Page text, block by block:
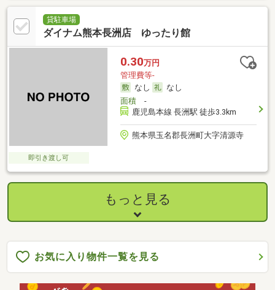
貸駐車場
ダイナム熊本長洲店 ゆったり館
0.30万円
管理費等-
なし
なし
面積-
鹿児島本線 長洲駅 徒歩3.3km
熊本県玉名郡長洲町大字清源寺
即引き渡し可
もっと見る
お気に入り物件一覧を見る